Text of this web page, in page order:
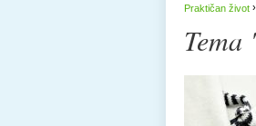
Praktičan život ›